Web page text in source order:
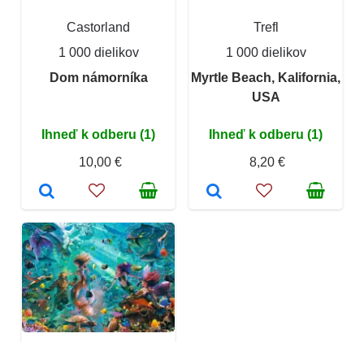
Castorland
1 000 dielikov
Dom námorníka
Ihneď k odberu (1)
10,00 €
Trefl
1 000 dielikov
Myrtle Beach, Kalifornia,
USA
Ihneď k odberu (1)
8,20 €